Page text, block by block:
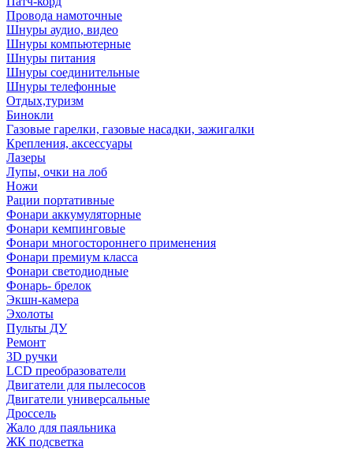
Провода намоточные
Шнуры аудио, видео
Шнуры компьютерные
Шнуры питания
Шнуры соединительные
Шнуры телефонные
Отдых,туризм
Бинокли
Газовые гарелки, газовые насадки, зажигалки
Крепления, аксессуары
Лазеры
Лупы, очки на лоб
Ножи
Рации портативные
Фонари аккумуляторные
Фонари кемпинговые
Фонари многостороннего применения
Фонари премиум класса
Фонари светодиодные
Фонарь- брелок
Экшн-камера
Эхолоты
Пульты ДУ
Ремонт
3D ручки
LCD преобразователи
Двигатели для пылесосов
Двигатели универсальные
Дроссель
Жало для паяльника
ЖК подсветка